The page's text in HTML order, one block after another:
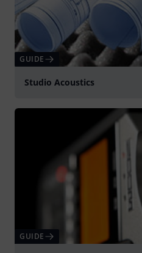
GUIDE
Studio Acoustics
GUIDE